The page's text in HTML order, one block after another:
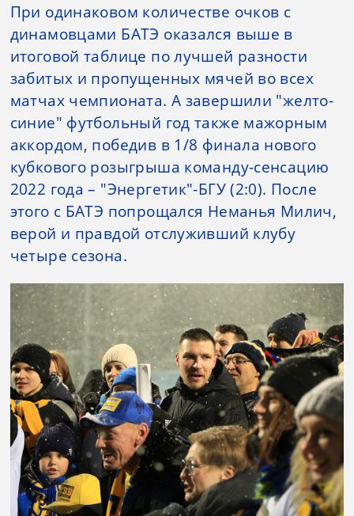
При одинаковом количестве очков с
динамовцами БАТЭ оказался выше в
итоговой таблице по лучшей разности
забитых и пропущенных мячей во всех
матчах чемпионата. А завершили "желто-
синие" футбольный год также мажорным
аккордом, победив в 1/8 финала нового
кубкового розыгрыша команду-сенсацию
2022 года – "Энергетик"-БГУ (2:0). После
этого с БАТЭ попрощался Неманья Милич,
верой и правдой отслуживший клубу
четыре сезона.